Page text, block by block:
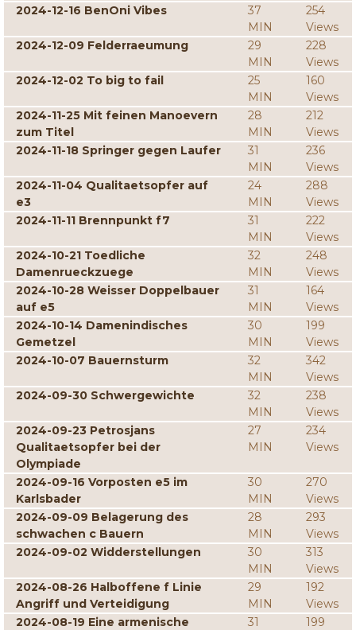
2024-12-16 BenOni Vibes
37
MIN
254
Views
2024-12-09 Felderraeumung
29
MIN
228
Views
2024-12-02 To big to fail
25
MIN
160
Views
2024-11-25 Mit feinen Manoevern
zum Titel
28
MIN
212
Views
2024-11-18 Springer gegen Laufer
31
MIN
236
Views
2024-11-04 Qualitaetsopfer auf
e3
24
MIN
288
Views
2024-11-11 Brennpunkt f7
31
MIN
222
Views
2024-10-21 Toedliche
Damenrueckzuege
32
MIN
248
Views
2024-10-28 Weisser Doppelbauer
auf e5
31
MIN
164
Views
2024-10-14 Damenindisches
Gemetzel
30
MIN
199
Views
2024-10-07 Bauernsturm
32
MIN
342
Views
2024-09-30 Schwergewichte
32
MIN
238
Views
2024-09-23 Petrosjans
Qualitaetsopfer bei der
Olympiade
27
MIN
234
Views
2024-09-16 Vorposten e5 im
Karlsbader
30
MIN
270
Views
2024-09-09 Belagerung des
schwachen c Bauern
28
MIN
293
Views
2024-09-02 Widderstellungen
30
MIN
313
Views
2024-08-26 Halboffene f Linie
Angriff und Verteidigung
29
MIN
192
Views
2024-08-19 Eine armenische
31
199